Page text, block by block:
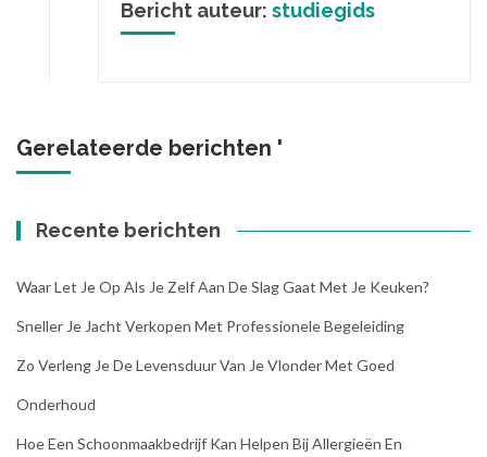
Bericht auteur: studiegids
Gerelateerde berichten '
Recente berichten
Waar Let Je Op Als Je Zelf Aan De Slag Gaat Met Je Keuken?
Sneller Je Jacht Verkopen Met Professionele Begeleiding
Zo Verleng Je De Levensduur Van Je Vlonder Met Goed
Onderhoud
Hoe Een Schoonmaakbedrijf Kan Helpen Bij Allergieën En